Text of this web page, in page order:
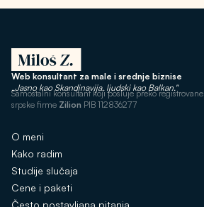
Web konsultant za male i srednje biznise
„Jasno kao Skandinavija, ljudski kao Balkan."
Samostalni konsultant koji posluje preko registrovane
srpske firme Zilion PIB 112836277
O meni
Kako radim
Studije slučaja
Cene i paketi